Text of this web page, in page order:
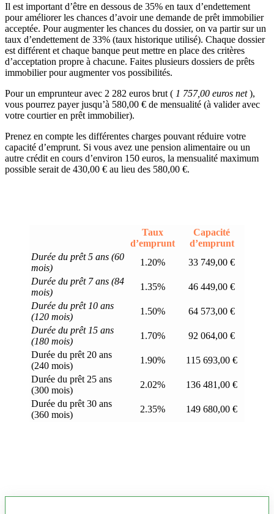
Il est important d’être en dessous de 35% en taux d’endettement
pour améliorer les chances d’avoir une demande de prêt immobilier
acceptée. Pour augmenter les chances du dossier, on va partir sur un
taux d’endettement de 33% (taux historique utilisé). Chaque dossier
est différent et chaque banque peut mettre en place des critères
d’acceptation propre à chacune. Faites plusieurs dossiers de prêts
immobilier pour augmenter vos possibilités.
Pour un emprunteur avec 2 282 euros brut ( 1 757,00 euros net),
vous pourrez payer jusqu’à 580,00 € de mensualité (à valider avec
votre courtier en prêt immobilier).
Prenez en compte les différentes charges pouvant réduire votre
capacité d’emprunt. Si vous avez une pension alimentaire ou un
autre crédit en cours d’environ 150 euros, la mensualité maximum
possible serait de 430,00 € au lieu des 580,00 €.
Taux
d’emprunt
Capacité
d’emprunt
Durée du prêt 5 ans (60
mois)
1.20%
33 749,00 €
Durée du prêt 7 ans (84
mois)
1.35%
46 449,00 €
Durée du prêt 10 ans
(120 mois)
1.50%
64 573,00 €
Durée du prêt 15 ans
(180 mois)
1.70%
92 064,00 €
Durée du prêt 20 ans
(240 mois)
1.90%
115 693,00 €
Durée du prêt 25 ans
(300 mois)
2.02%
136 481,00 €
Durée du prêt 30 ans
(360 mois)
2.35% 149 680,00 €